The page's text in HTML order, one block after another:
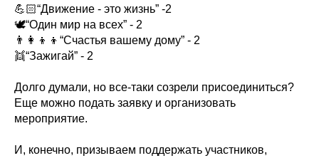
💪🏻“Движение - это жизнь” -2
🕊“Один мир на всех” - 2
👨‍👩‍👦‍👦“Счастья вашему дому” - 2
👯“Зажигай” - 2
Долго думали, но все-таки созрели присоединиться?
Еще можно подать заявку и организовать
мероприятие.
И, конечно, призываем поддержать участников,